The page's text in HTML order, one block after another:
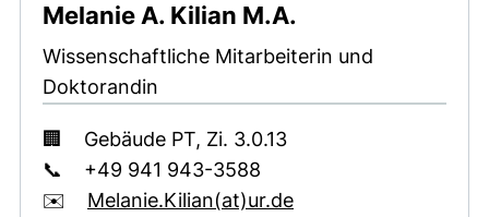
Melanie A. Kilian M.A.
Wissenschaftliche Mitarbeiterin und
Doktorandin
🏢 Gebäude PT, Zi. 3.0.13
📞 +49 941 943-3588
✉️ Melanie.Kilian​(at)​ur.de(öffnet Ihr E-Mail-